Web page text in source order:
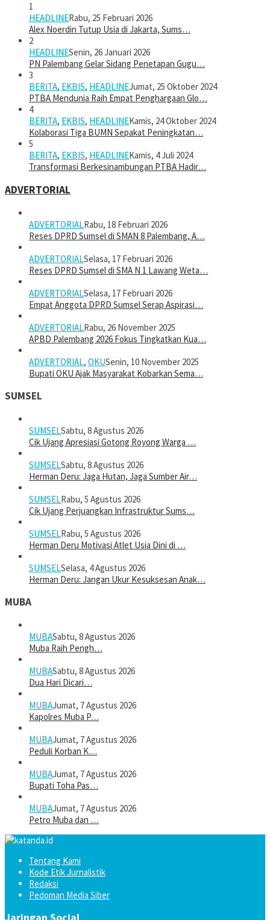
1
HEADLINERabu, 25 Februari 2026
Alex Noerdin Tutup Usia di Jakarta, Sums…
2
HEADLINESenin, 26 Januari 2026
PN Palembang Gelar Sidang Penetapan Gugu…
3
BERITA, EKBIS, HEADLINEJumat, 25 Oktober 2024
PTBA Mendunia Raih Empat Penghargaan Glo…
4
BERITA, EKBIS, HEADLINEKamis, 24 Oktober 2024
Kolaborasi Tiga BUMN Sepakat Peningkatan…
5
BERITA, EKBIS, HEADLINEKamis, 4 Juli 2024
Transformasi Berkesinambungan PTBA Hadir…
ADVERTORIAL
ADVERTORIALRabu, 18 Februari 2026
Reses DPRD Sumsel di SMAN 8 Palembang, A…
ADVERTORIALSelasa, 17 Februari 2026
Reses DPRD Sumsel di SMA N 1 Lawang Weta…
ADVERTORIALSelasa, 17 Februari 2026
Empat Anggota DPRD Sumsel Serap Aspirasi…
ADVERTORIALRabu, 26 November 2025
APBD Palembang 2026 Fokus Tingkatkan Kua…
ADVERTORIAL, OKUSenin, 10 November 2025
Bupati OKU Ajak Masyarakat Kobarkan Sema…
SUMSEL
SUMSELSabtu, 8 Agustus 2026
Cik Ujang Apresiasi Gotong Royong Warga …
SUMSELSabtu, 8 Agustus 2026
Herman Deru: Jaga Hutan, Jaga Sumber Air…
SUMSELRabu, 5 Agustus 2026
Cik Ujang Perjuangkan Infrastruktur Sums…
SUMSELRabu, 5 Agustus 2026
Herman Deru Motivasi Atlet Usia Dini di …
SUMSELSelasa, 4 Agustus 2026
Herman Deru: Jangan Ukur Kesuksesan Anak…
MUBA
MUBASabtu, 8 Agustus 2026
Muba Raih Pengh…
MUBASabtu, 8 Agustus 2026
Dua Hari Dicari…
MUBAJumat, 7 Agustus 2026
Kapolres Muba P…
MUBAJumat, 7 Agustus 2026
Peduli Korban K…
MUBAJumat, 7 Agustus 2026
Bupati Toha Pas…
MUBAJumat, 7 Agustus 2026
Petro Muba dan …
Tentang Kami
Kode Etik Jurnalistik
Redaksi
Pedoman Media Siber